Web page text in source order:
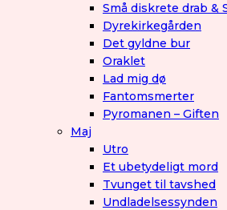
Små diskrete drab &
Dyrekirkegården
Det gyldne bur
Oraklet
Lad mig dø
Fantomsmerter
Pyromanen – Giften
Maj
Utro
Et ubetydeligt mord
Tvunget til tavshed
Undladelsessynden